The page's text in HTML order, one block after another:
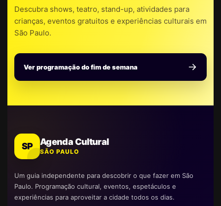
Descubra shows, teatro, stand-up, atividades para
crianças, eventos gratuitos e experiências culturais em
São Paulo.
Ver programação do fim de semana
SP Agenda Cultural
SÃO PAULO
Um guia independente para descobrir o que fazer em São
Paulo. Programação cultural, eventos, espetáculos e
experiências para aproveitar a cidade todos os dias.